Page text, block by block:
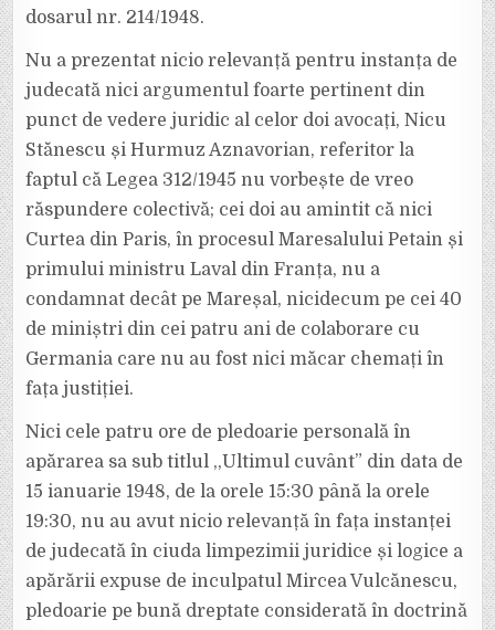
dosarul nr. 214/1948.
Nu a prezentat nicio relevanță pentru instanța de
judecată nici argumentul foarte pertinent din
punct de vedere juridic al celor doi avocați, Nicu
Stănescu și Hurmuz Aznavorian, referitor la
faptul că Legea 312/1945 nu vorbește de vreo
răspundere colectivă; cei doi au amintit că nici
Curtea din Paris, în procesul Maresalului Petain și
primului ministru Laval din Franța, nu a
condamnat decât pe Mareșal, nicidecum pe cei 40
de miniștri din cei patru ani de colaborare cu
Germania care nu au fost nici măcar chemați în
fața justiției.
Nici cele patru ore de pledoarie personală în
apărarea sa sub titlul ,,Ultimul cuvânt” din data de
15 ianuarie 1948, de la orele 15:30 până la orele
19:30, nu au avut nicio relevanță în fața instanței
de judecată în ciuda limpezimii juridice și logice a
apărării expuse de inculpatul Mircea Vulcănescu,
pledoarie pe bună dreptate considerată în doctrină